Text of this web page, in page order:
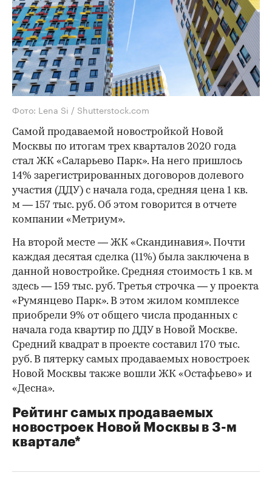
Фото: Lena Si / Shutterstock.com
Самой продаваемой новостройкой Новой
Москвы по итогам трех кварталов 2020 года
стал ЖК «Саларьево Парк». На него пришлось
14% зарегистрированных договоров долевого
участия (ДДУ) с начала года, средняя цена 1 кв.
м — 157 тыс. руб. Об этом говорится в отчете
компании «Метриум».
На второй месте — ЖК «Скандинавия». Почти
каждая десятая сделка (11%) была заключена в
данной новостройке. Средняя стоимость 1 кв. м
здесь — 159 тыс. руб. Третья строчка — у проекта
«Румянцево Парк». В этом жилом комплексе
приобрели 9% от общего числа проданных с
начала года квартир по ДДУ в Новой Москве.
Средний квадрат в проекте составил 170 тыс.
руб. В пятерку самых продаваемых новостроек
Новой Москвы также вошли ЖК «Остафьево» и
«Десна».
Рейтинг самых продаваемых
новостроек Новой Москвы в 3-м
квартале*